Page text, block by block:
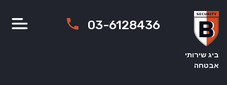
content
ביג שירותי
אבטחה
03-6128436